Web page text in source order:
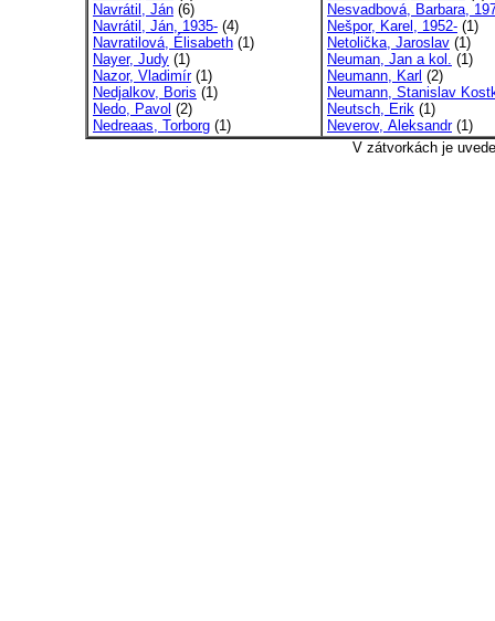
Navrátil, Ján (6)
Navrátil, Ján, 1935- (4)
Navratilová, Élisabeth (1)
Nayer, Judy (1)
Nazor, Vladimír(1)
Nedjalkov, Boris (1)
Nedo, Pavol (2)
Nedreaas, Torborg (1)
Nesvadbová, Barbara,
Nešpor, Karel, 1952- (1)
Netolička, Jaroslav (1)
Neuman, Jan a kol. (1)
Neumann, Karl (2)
Neumann, Stanislav
Neutsch, Erik (1)
Neverov, Aleksandr(1)
V zátvorkách je